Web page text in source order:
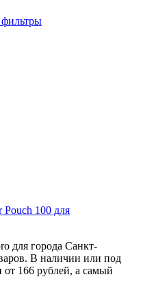
100 для
для города Санкт-
В наличии или под
от 166 рублей, а самый